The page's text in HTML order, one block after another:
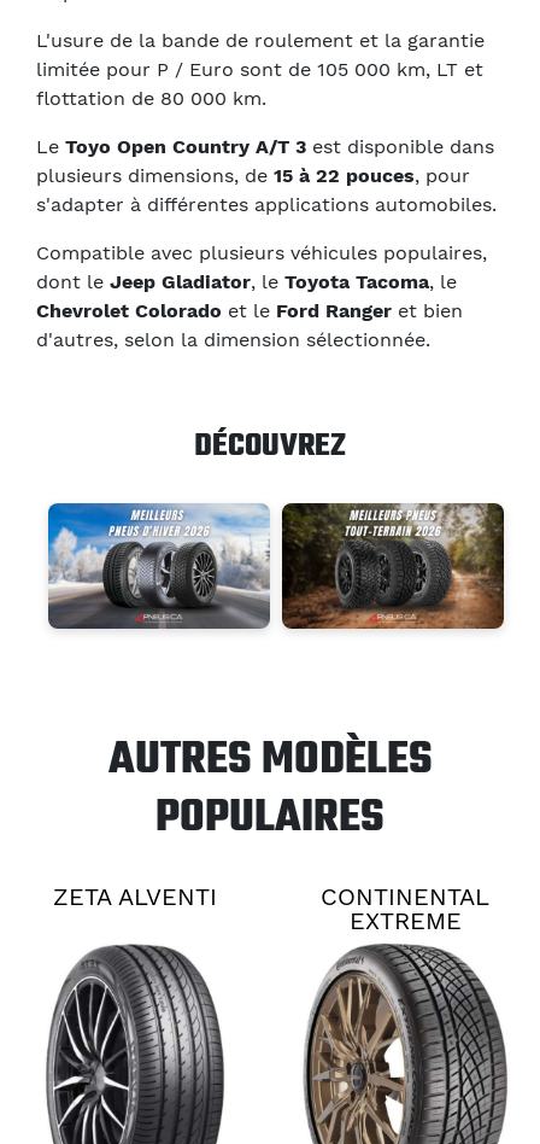
L'usure de la bande de roulement et la garantie
limitée pour P / Euro sont de 105 000 km, LT et
flottation de 80 000 km.
Le Toyo Open Country A/T 3 est disponible dans
plusieurs dimensions, de 15 à 22 pouces, pour
s'adapter à différentes applications automobiles.
Compatible avec plusieurs véhicules populaires,
dont le Jeep Gladiator, le Toyota Tacoma, le
Chevrolet Colorado et le Ford Ranger et bien
d'autres, selon la dimension sélectionnée.
DÉCOUVREZ
AUTRES MODÈLES
POPULAIRES
ZETA ALVENTI
CONTINENTAL
EXTREME
CONTACT DWS06
PLUS